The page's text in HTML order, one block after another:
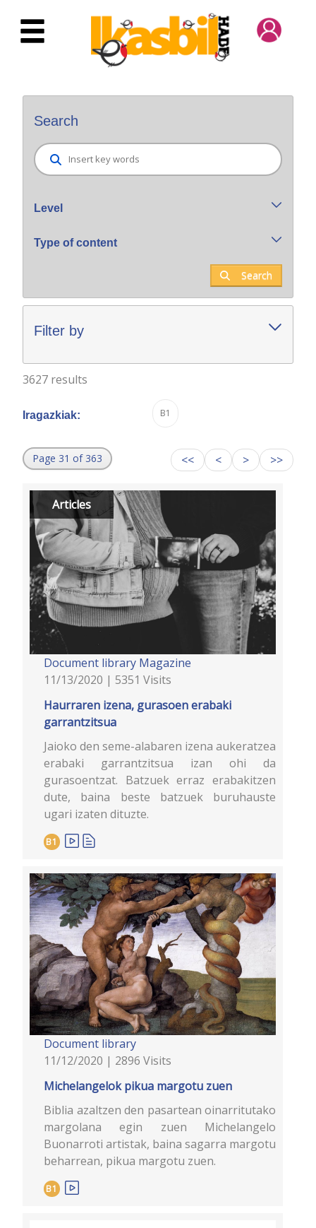
Skip to Main Content
Search
Level
Type of content
Search
Filter by
3627 results
Iragazkiak: B1
Page 31 of 363 << < > >>
Articles
Document library Magazine
11/13/2020 | 5351 Visits
Haurraren izena, gurasoen erabaki
garrantzitsua
Jaioko den seme-alabaren izena aukeratzea
erabaki garrantzitsua izan ohi da
gurasoentzat. Batzuek erraz erabakitzen
dute, baina beste batzuek buruhauste
ugari izaten dituzte.
B1
Document library
11/12/2020 | 2896 Visits
Michelangelok pikua margotu zuen
Biblia azaltzen den pasartean oinarritutako
margolana egin zuen Michelangelo
Buonarroti artistak, baina sagarra margotu
beharrean, pikua margotu zuen.
B1